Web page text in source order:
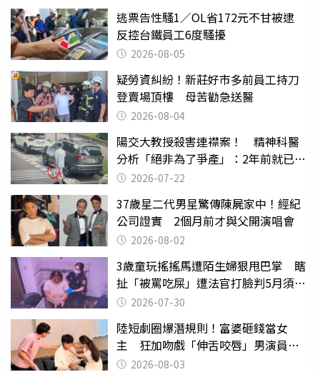
逃票告性騷1／OL省172元不甘被逮
反控台鐵員工6度騷擾
2026-08-05
疑勞資糾紛！新莊好市多前員工持刀
登賣場頂樓 母苦勸急送醫
2026-08-04
陽交大教授殺害連襟案！ 精神科醫
分析「絕非為了爭產」：2年前就已言
行詭異
2026-07-22
37歲星二代男星驚傳陳屍家中！經紀
公司證實 2個月前才與父開演唱會
2026-08-02
3歲童玩搖搖馬遭陌生婦狠甩巴掌 瞎
扯「被罵吃屎」遭法官打臉判5月須入
監 2026-07-30
陸短劇圈爆潛規則！富婆砸錢當女
主 狂加吻戲「伸舌咬唇」男演員崩
潰 2026-08-03